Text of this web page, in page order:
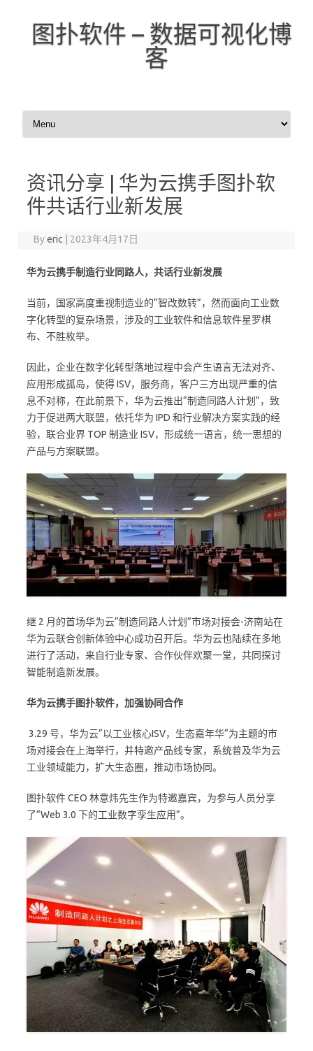
图扑软件 – 数据可视化博
客
Skip to content
资讯分享 | 华为云携手图扑软
件共话行业新发展
Byeric 2023年4月17日
华为云携手制造行业同路人， 共话行业新发展
当前，国家高度重视制造业的“智改数转”，然而面向工业数
字化转型的复杂场景，涉及的工业软件和信息软件星罗棋
布、不胜枚举。
因此，企业在数字化转型落地过程中会产生语言无法对齐、
应用形成孤岛，使得 ISV，服务商，客户三方出现严重的信
息不对称，在此前景下，华为云推出“制造同路人计划”，致
力于促进两大联盟，依托华为 IPD 和行业解决方案实践的经
验，联合业界 TOP 制造业 ISV，形成统一语言，统一思想的
产品与方案联盟。
继 2 月的首场华为云“制造同路人计划”市场对接会-济南站在
华为云联合创新体验中心成功召开后。华为云也陆续在多地
进行了活动，来自行业专家、合作伙伴欢聚一堂，共同探讨
智能制造新发展。
华为云携手图扑软件， 加强协同合作
3.29 号，华为云“以工业核心ISV，生态嘉年华“为主题的市
场对接会在上海举行，并特邀产品线专家，系统普及华为云
工业领域能力，扩大生态圈，推动市场协同。
图扑软件 CEO 林意炜先生作为特邀嘉宾，为参与人员分享
了”Web 3.0 下的工业数字孪生应用”。